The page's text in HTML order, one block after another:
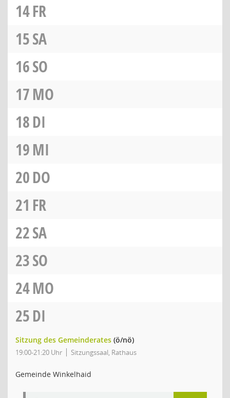
14FR
15SA
16SO
17MO
18DI
19MI
20DO
21 FR
22SA
23SO
24MO
25DI
Sitzung des Gemeinderates (ö/nö)
19:00-21:20 Uhr Sitzungssaal, Rathaus
Gemeinde Winkelhaid